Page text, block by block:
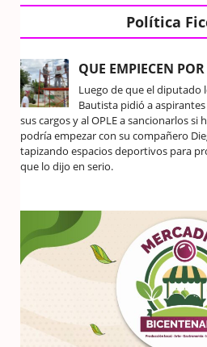
Política
QUE EMPIECEN
Luego de que el diputado
Bautista pidió a
sus cargos y al OPLE a sancionarlos si
podría empezar con su compañero
tapizando espacios deportivos para
que lo dijo en serio.